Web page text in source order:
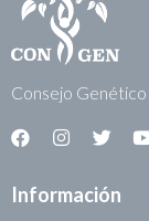
Consejo Genético
Información